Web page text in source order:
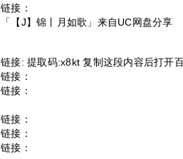
链接：
「【J】锦丨月如歌」来自UC网盘分享
链接: 提取码:x8kt 复制这段内容后打开
链接：
链接：
链接：
链接：
链接：